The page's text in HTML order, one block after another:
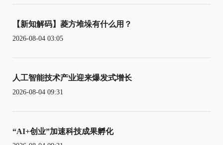
【新知解码】菱方堆垛有什么用？
2026-08-04 03:05
人工智能技术产业迎来爆发式增长
2026-08-04 09:31
“AI+创业”加速科技成果孵化